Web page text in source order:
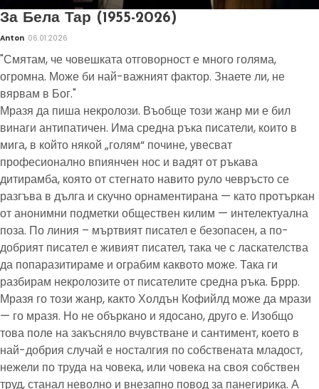
За Бела Тар (1955-2026)
Anton 06.01.2026
"Смятам, че човешката отговорност е много голяма,
огромна. Може би най-важният фактор. Знаете ли, не
вярвам в Бог."
Мразя да пиша некролози. Въобще този жанр ми е бил
винаги антипатичен. Има средна ръка писатели, които в
мига, в който някой „голям“ почине, увесват
професионално впиянчен нос и вадят от ръкава
дитирамба, която от стегнато навито руло чевръсто се
разгъва в дълга и скучно орнаментирана — като протъркан
от анонимни подметки обществен килим — интелектуална
поза. По линия – мъртвият писател е безопасен, а по-
добрият писател е живият писател, така че с ласкателства
да попаразитираме и ограбим каквото може. Така ги
разбирам некролозите от писателите средна ръка. Бррр.
Мразя го този жанр, както Холдън Кофийлд може да мрази
— го мразя. Но не объркано и ядосано, друго е. Изобщо
това поле на закъсняло вчувстване и сантимент, което в
най-добрия случай е носталгия по собствената младост,
нежели по труда на човека, или човека на своя собствен
труд, станал неволно и внезапно повод за панегирика. А